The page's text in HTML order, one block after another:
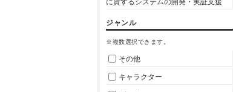
に資するシステムの開発・実証支援
ジャンル
※複数選択できます。
その他
キャラクター